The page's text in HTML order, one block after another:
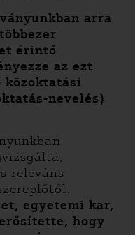
arra
érintő
az ezt
nevelés)
releváns
egyetemi kar,
hogy